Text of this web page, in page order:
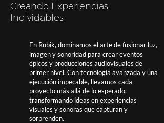
Creando Experiencias
Inolvidables
En Rubik, dominamos el arte de fusionar luz,
imagen y sonoridad para crear eventos
épicos y producciones audiovisuales de
primer nivel. Con tecnología avanzada y una
ejecución impecable, llevamos cada
proyecto más allá de lo esperado,
transformando ideas en experiencias
visuales y sonoras que capturan y
sorprenden.